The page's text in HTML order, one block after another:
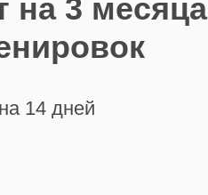
на 3 месяца
14 дней